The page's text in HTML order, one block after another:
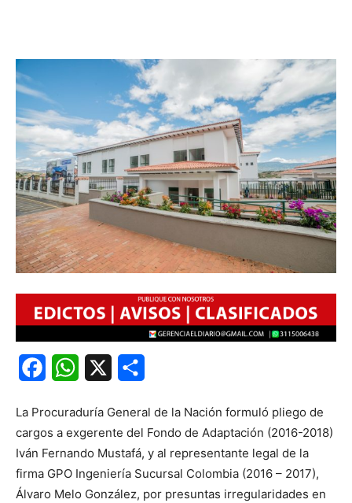
FacebookWhatsApp
La Procuraduría General de la Nación formuló pliego de
cargos a exgerente del Fondo de Adaptación (2016-2018)
Iván Fernando Mustafá, y al representante legal de la
firma GPO Ingeniería Sucursal Colombia (2016 – 2017),
Álvaro Melo González, por presuntas irregularidades en